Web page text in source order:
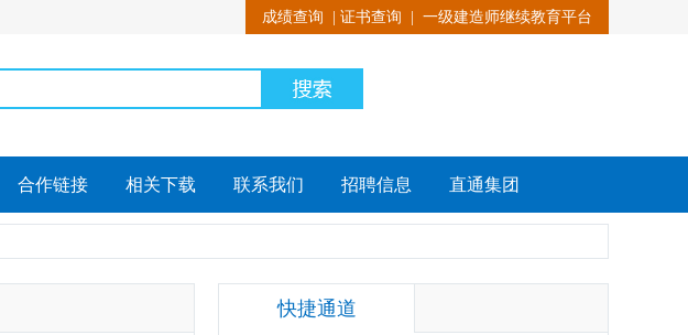
成绩查询 证书查询 一级建造师继续教育平台
合作链接 相关下载 联系我们 招聘信息 直通集团
快捷通道